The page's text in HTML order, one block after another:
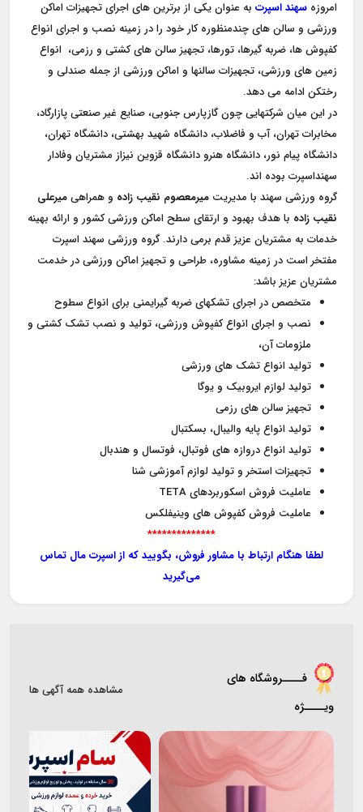
امروزه سهند اسپرت به عنوان یکی از برترین های اجرای تجهیزات اماکن
ورزشی و سالن های چندمنظوره کار خود را در زمینه نصب و اجرای انواع
کفپوش ها، ضربه گیرها، تورها، تجهیز سالن های کشتی و رزمی، انواع
زمین های ورزشی، تجهیزات سالنها و اماکن ورزشی از جمله صندلی و
رختکن ادامه می دهد.
در این میان شرکتهایی چون گازپارس جنوبی، صنایع غیر صنعتی پازارگاد،
مخابرات تهران، آب و فاضلاب، دانشگاه شهید بهشتی، دانشگاه تهران،
دانشگاه پیام نور، دانشگاه هنرو دانشگاه قزوین نیزاز مشتریان وفادار
سهنداسپرت بوده اند.
گروه ورزشی سهند با مدیریت میرمعصوم نقیب زاده و همراهیمیرعلی
نقیب زاده با هدف بهبود و ارتقای سطح اماکن ورزشی کشور و ارائه بهینه
خدمات به مشتریان عزیز قدم برمی دارند. گروه ورزشی سهند اسپرت
مفتخر است در زمینه مشاوره، طراحی و تجهیز اماکن ورزشی در خدمت
مشتریان عزیز باشد:
متخصص در اجرای تشکهای ضربه گیرایمنی برای انواع سطوح
نصب و اجرای انواع کفپوش ورزشی، تولید و نصب تشک کشتی و
ملزومات آن،
تولید انواع تشک های ورزشی
تولید لوازم ایروبیک و یوگا
تجهیز سالن های رزمی
تولید انواع پایه والیبال، بسکتبال
تولید انواع دروازه های فوتبال، فوتسال و هندبال
تجهیزات استخر و تولید لوازم آموزشی شنا
عاملیت فروش اسکوربردهای TETA
عاملیت فروش کفپوش های وینیفلکس
**************
لطفا هنگام ارتباط با مشاور فروش، بگویید که از اسپرت مال تماس
می‌گیرید
فــــروشگاه های
ویــــژه
مشاهده همه آگهی ها